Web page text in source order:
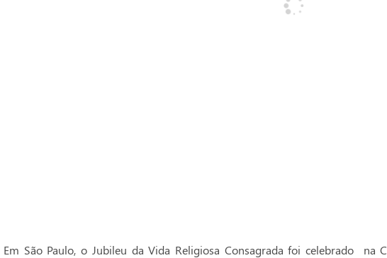
Em São Paulo, o Jubileu da Vida Religiosa Consagrada foi celebrado na